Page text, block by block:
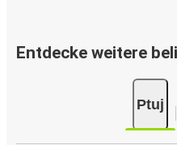
Entdecke weitere
Ptuj